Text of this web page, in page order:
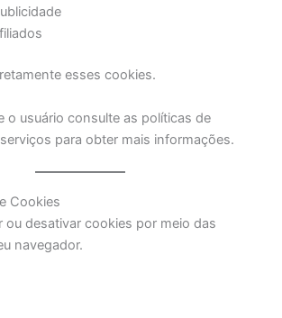
esses cookies.
o usuário consulte as políticas de
para obter mais informações.
Cookies
ou desativar cookies por meio das
navegador.